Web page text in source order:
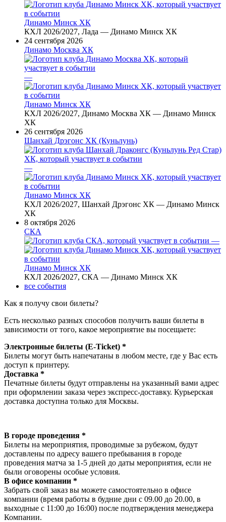
Динамо Минск ХК
КХЛ 2026/2027, Лада — Динамо Минск ХК
24 сентября 2026
Динамо Москва ХК
—
Динамо Минск ХК
КХЛ 2026/2027, Динамо Москва ХК — Динамо Минск
ХК
26 сентября 2026
Шанхай Дрэгонс ХК (Куньлунь)
—
Динамо Минск ХК
КХЛ 2026/2027, Шанхай Дрэгонс ХК — Динамо Минск
ХК
8 октября 2026
СКА
—
Динамо Минск ХК
КХЛ 2026/2027, СКА — Динамо Минск ХК
все события
Как я получу свои билеты?
Есть несколько разных способов получить ваши билеты в
зависимости от того, какое мероприятие вы посещаете:
Электронные билеты (E-Ticket) *
Билеты могут быть напечатаны в любом месте, где у Вас есть
доступ к принтеру.
Доставка *
Печатные билеты будут отправлены на указанный вами адрес
при оформлении заказа через экспресс-доставку. Курьерская
доставка доступна только для Москвы.
В городе проведения *
Билеты на мероприятия, проводимые за рубежом, будут
доставлены по адресу вашего пребывания в городе
проведения матча за 1-5 дней до даты мероприятия, если не
были оговорены особые условия.
В офисе компании *
Забрать свой заказ вы можете самостоятельно в офисе
компании (время работы в будние дни с 09.00 до 20.00, в
выходные с 11:00 до 16:00) после подтверждения менеджера
Компании.